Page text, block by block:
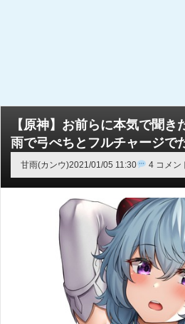
【原神】お前らに本気で聞
雨で弓ぺちとフルチャージで
甘雨(カンウ)2021/01/05 11:30 4 コメン